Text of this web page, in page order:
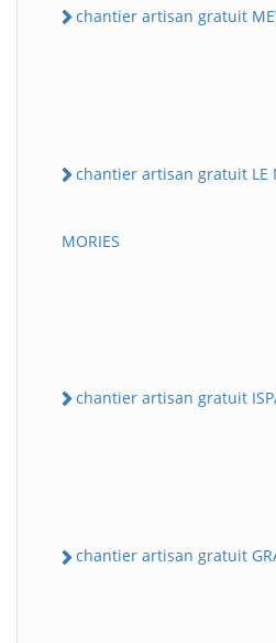
chantier artisan gratuit
chantier artisan gratuit LE
MORIES
chantier artisan gratuit
chantier artisan gratuit